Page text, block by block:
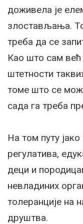
доживела је
злостављања.
треба да се
Као што сам
штетности
томе што се
сада га треба
На том путу
регулатива,
деци и
невладиних
толеранције на
друштва.